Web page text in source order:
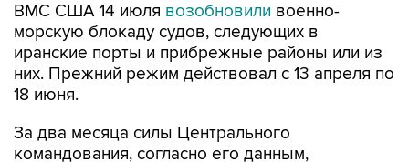
ВМС США 14 июля возобновили военно-
морскую блокаду судов, следующих в
иранские порты и прибрежные районы или из
них. Прежний режим действовал с 13 апреля по
18 июня.
За два месяца силы Центрального
командования, согласно его данным,